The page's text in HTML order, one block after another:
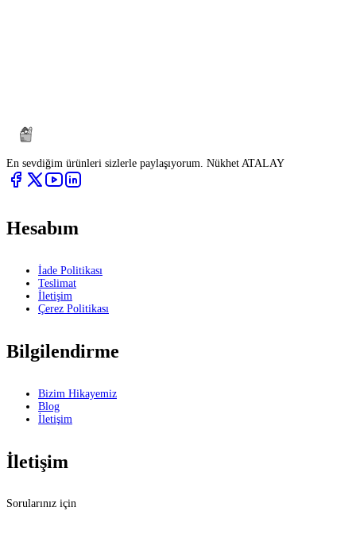
En sevdiğim ürünleri sizlerle paylaşıyorum. Nükhet ATALAY
Hesabım
İade Politikası
Teslimat
İletişim
Çerez Politikası
Bilgilendirme
Bizim Hikayemiz
Blog
İletişim
İletişim
Sorularınız için